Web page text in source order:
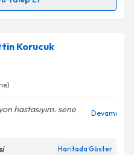
Pişkiniçin randevu takvimi
randevu almanız
e-posta ile
Korucuk
hastasıyım. sene
Devamı
Haritada Göster